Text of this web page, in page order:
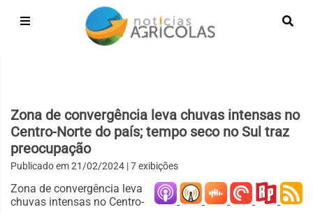
Zona de convergência leva chuvas intensas no
Centro-Norte do país; tempo seco no Sul traz
preocupação
Publicado em21/02/2024 | 7 exibições
Zona de convergência leva
chuvas intensas no Centro-